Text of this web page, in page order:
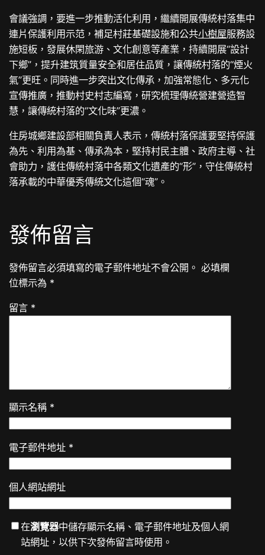
會議強調，要進一步推動活化利用，繼續開展傳統村落集中
連片保護利用示范，補足村莊基礎設施和公共小樹屋服務設
施短板，發展休閑旅游、文化創意等產業，持續開展“設計
下鄉”，提升建筑質量安全和居住品質，讓傳統村落的“煙火
氣”更旺。同時進一步突出文化傳承，加強常態化、多元化
宣傳推廣，推動村史村志編寫，研究梳理傳統營建營造智
慧，讓傳統村落的“文化味”更濃。
住房城鄉建設部相關負責人表示，傳統村落保護要堅持保護
為先、利用為基、傳承為本，堅持村民主體、政府主導、社
會助力，護住傳統村落中各類文化遺產的“形”，守住傳統村
落承載的中華優秀傳統文化這個“魂”。
發佈留言
發佈留言必須填寫的電子郵件地址不會公開。 必填欄
位標示為 *
留言 *
顯示名稱 *
電子郵件地址 *
個人網站網址
在瀏覽器中儲存顯示名稱、電子郵件地址及個人網
站網址，以供下次發佈留言時使用。